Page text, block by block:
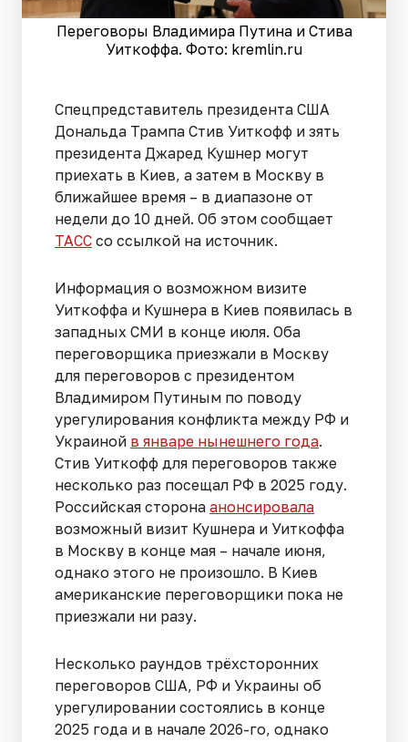
Переговоры Владимира Путина и Стива
Уиткоффа. Фото: kremlin.ru
Спецпредставитель президента США
Дональда Трампа Стив Уиткофф и зять
президента Джаред Кушнер могут
приехать в Киев, а затем в Москву в
ближайшее время – в диапазоне от
недели до 10 дней. Об этом сообщает
ТАСС со ссылкой на источник.
Информация о возможном визите
Уиткоффа и Кушнера в Киев появилась в
западных СМИ в конце июля. Оба
переговорщика приезжали в Москву
для переговоров с президентом
Владимиром Путиным по поводу
урегулирования конфликта между РФ и
Украиной в январе нынешнего года.
Стив Уиткофф для переговоров также
несколько раз посещал РФ в 2025 году.
Российская сторона анонсировала
возможный визит Кушнера и Уиткоффа
в Москву в конце мая – начале июня,
однако этого не произошло. В Киев
американские переговорщики пока не
приезжали ни разу.
Несколько раундов трёхсторонних
переговоров США, РФ и Украины об
урегулировании состоялись в конце
2025 года и в начале 2026-го, однако